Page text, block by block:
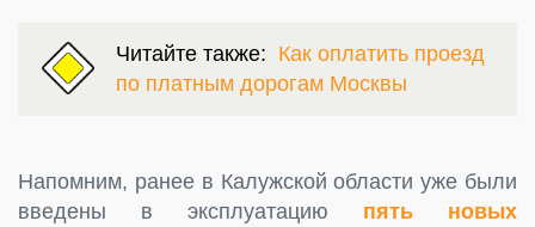
Читайте также: Как оплатить проезд
по платным дорогам Москвы
Напомним, ранее в Калужской области уже были
введены в эксплуатацию пять новых